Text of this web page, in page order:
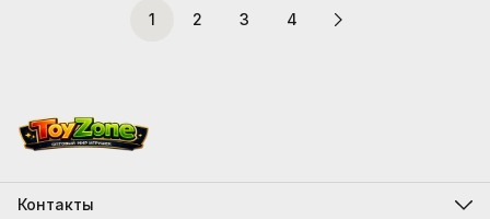
1 2 3 4
Контакты